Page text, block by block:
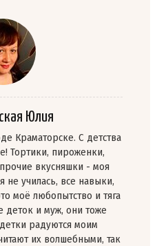
Юлия
Краматорске. C детства
Тортики, пироженки,
вкусняшки - моя
не училась, все навыки,
моё любопытство и тяга
деток и муж, они тоже
радуются моим
их волшебными, так